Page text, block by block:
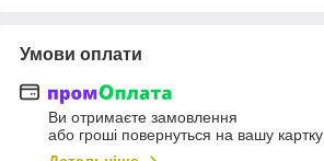
Умови оплати
Ви отримаєте замовлення
або гроші повернуться на вашу картку